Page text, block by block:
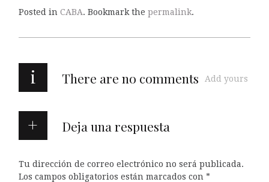
Posted in CABA. Bookmark the permalink.
i There are no comments Add yours
Deja una respuesta
Tu dirección de correo electrónico no será publicada.
Los campos obligatorios están marcados con *